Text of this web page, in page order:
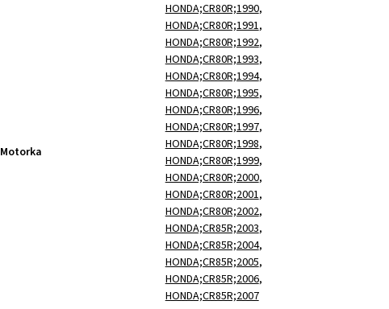
Motorka
HONDA;CR80R;1990,
HONDA;CR80R;1991,
HONDA;CR80R;1992,
HONDA;CR80R;1993,
HONDA;CR80R;1994,
HONDA;CR80R;1995,
HONDA;CR80R;1996,
HONDA;CR80R;1997,
HONDA;CR80R;1998,
HONDA;CR80R;1999,
HONDA;CR80R;2000,
HONDA;CR80R;2001,
HONDA;CR80R;2002,
HONDA;CR85R;2003,
HONDA;CR85R;2004,
HONDA;CR85R;2005,
HONDA;CR85R;2006,
HONDA;CR85R;2007